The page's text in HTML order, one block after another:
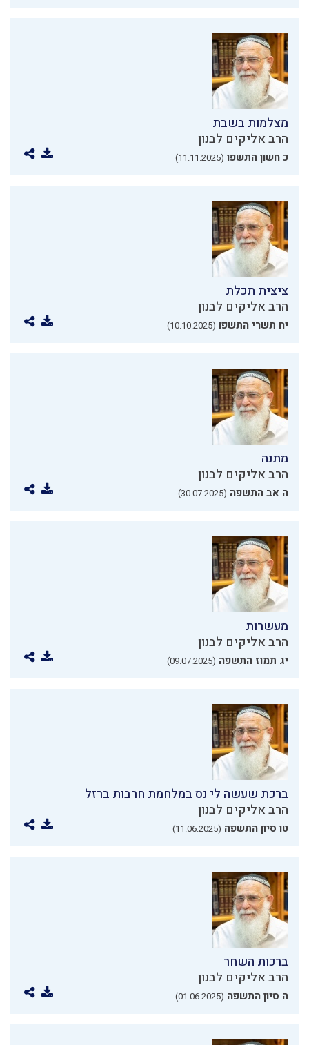
מצלמות בשבת
הרב אליקים לבנון
כ חשון התשפו (11.11.2025)
ציצית תכלת
הרב אליקים לבנון
יח תשרי התשפו (10.10.2025)
מתנה
הרב אליקים לבנון
ה אב התשפה (30.07.2025)
מעשרות
הרב אליקים לבנון
יג תמוז התשפה (09.07.2025)
ברכת שעשה לי נס במלחמת חרבות ברזל
הרב אליקים לבנון
טו סיון התשפה (11.06.2025)
ברכות השחר
הרב אליקים לבנון
ה סיון התשפה (01.06.2025)